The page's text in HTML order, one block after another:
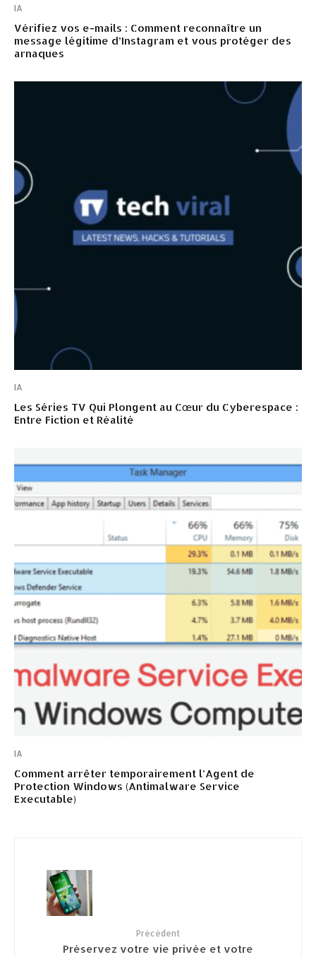
IA
Vérifiez vos e-mails : Comment reconnaître un
message légitime d’Instagram et vous protéger des
arnaques
IA
Les Séries TV Qui Plongent au Cœur du Cyberespace :
Entre Fiction et Réalité
IA
Comment arrêter temporairement l’Agent de
Protection Windows (Antimalware Service
Executable)
Précédent
Préservez votre vie privée et votre